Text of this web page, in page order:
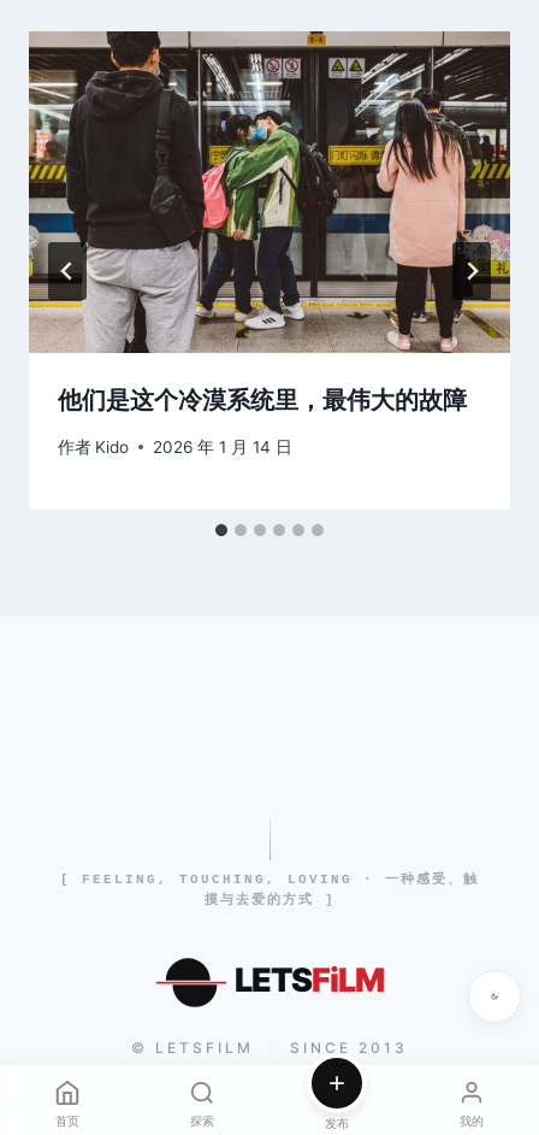
他们是这个冷漠系统里，最伟大的故障
作者 Kido 2026 年 1 月 14 日
[ FEELING, TOUCHING, LOVING · 一种感受、触
摸与去爱的方式 ]
LETSFiLM
© LETSFILM SINCE 2013
首页 探索 发布 我的